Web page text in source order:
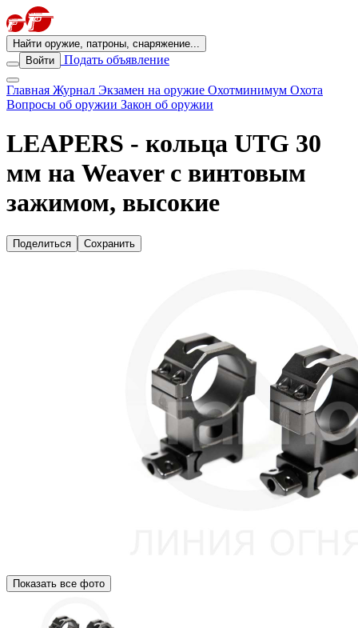
Найти оружие, патроны, снаряжение...
Войти
Подать объявление
Главная Журнал Экзамен на оружие Охотминимум Охота
Вопросы об оружии Закон об оружии
LEAPERS - кольца UTG 30
мм на Weaver с винтовым
зажимом, высокие
Поделиться Сохранить
Показать все фото